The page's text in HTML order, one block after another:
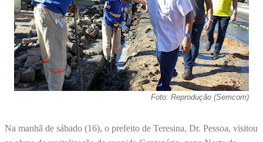
Foto: Reprodução (Semcom)
Na manhã de sábado (16), o prefeito de Teresina, Dr. Pessoa, visitou